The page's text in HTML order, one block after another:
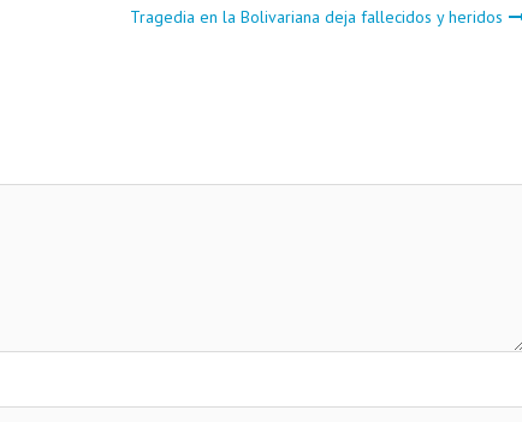
Tragedia en la Bolivariana deja fallecidos y heridos